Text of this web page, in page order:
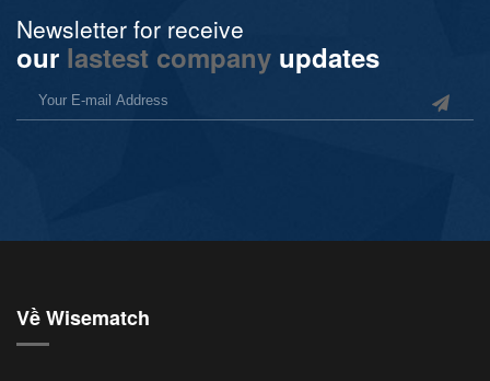
Newsletter for receive
our lastest company updates
Về Wisematch